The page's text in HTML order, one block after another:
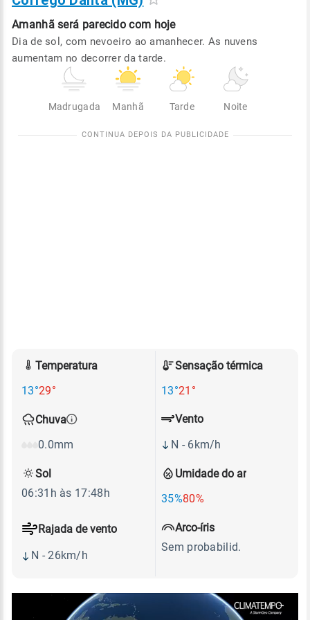
Amanhã será parecido com hoje
Dia de sol, com nevoeiro ao amanhecer. As nuvens
aumentam no decorrer da tarde.
Madrugada Manhã Tarde Noite
Temperatura
13°29°
Sensação térmica
13°21°
Chuva
0.0mm
Umidade do ar
35%80%
Vento
N - 6km/h
Rajada de vento
N - 26km/h
Sol
06:31h às 17:48h
Arco-íris
Sem probabilid.